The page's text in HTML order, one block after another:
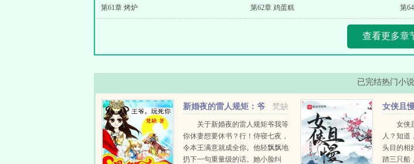
第61章 烤炉 第62章 鸡蛋糕 第
查看更多章
已完结热门小
梵缺
新婚夜的雷人规矩：爷
我等你休妻
关于新婚夜的雷人规矩爷我等
你休妻想要休书？行！侍寝七夜，
令本王满意就成全你。他轻飘飘地
扔下一句重量级的话。她小脸纠
女侠且慢
女侠
人？知道
头目的相
踏三只船